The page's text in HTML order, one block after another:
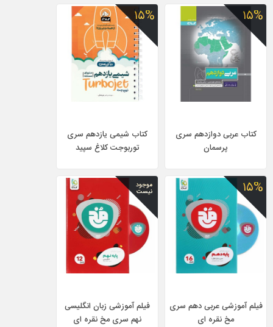
۱۵%
کتاب عربی دوازدهم سری
پرسمان
۱۵%
کتاب شیمی یازدهم سری
توربوجت کلاغ سپید
۱۵%
فیلم آموزشی عربی دهم سری
مخ نقره ای
موجود
نیست
فیلم آموزشی زبان انگلیسی
نهم سری مخ نقره ای